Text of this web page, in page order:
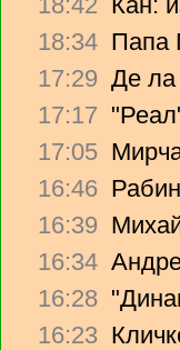
18:34 Папа
17:29 Де ла
17:17
17:05
16:46
16:39
16:34
16:28
16:23